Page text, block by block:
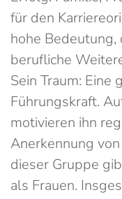
für den
hohe Bedeutung,
berufliche
Sein Traum:
Führungskraft.
motivieren ihn
Anerkennung
dieser Gruppe
als Frauen.